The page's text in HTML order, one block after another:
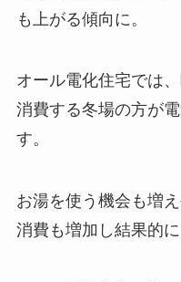
も上がる傾向に。
オール電化住宅では
消費する冬場の方が
す。
お湯を使う機会も増
消費も増加し結果的